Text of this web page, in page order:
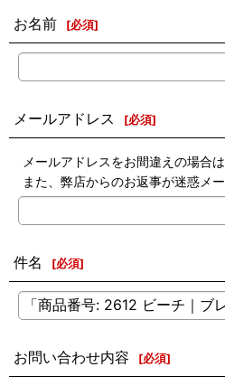
お名前 [必須]
メールアドレス [必須]
メールアドレスをお間違えの場合
また、弊店からのお返事が迷惑メ
件名 [必須]
お問い合わせ内容 [必須]